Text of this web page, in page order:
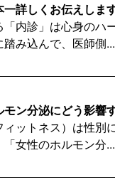
詳しくお伝えしま
内診」は心身のハ
み込んで、医師側...
ン分泌にどう影響
ットネス）は性別
女性のホルモン分...